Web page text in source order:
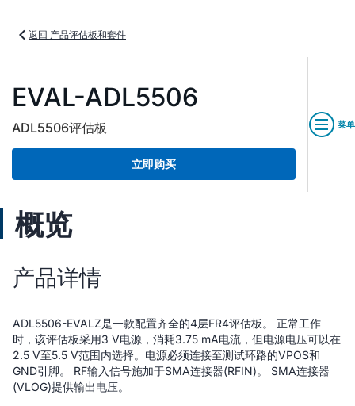
返回 产品评估板和套件
EVAL-ADL5506
ADL5506评估板
立即购买
菜单
概览
产品详情
ADL5506-EVALZ是一款配置齐全的4层FR4评估板。 正常工作
时，该评估板采用3 V电源，消耗3.75 mA电流，但电源电压可以在
2.5 V至5.5 V范围内选择。电源必须连接至测试环路的VPOS和
GND引脚。 RF输入信号施加于SMA连接器(RFIN)。 SMA连接器
(VLOG)提供输出电压。